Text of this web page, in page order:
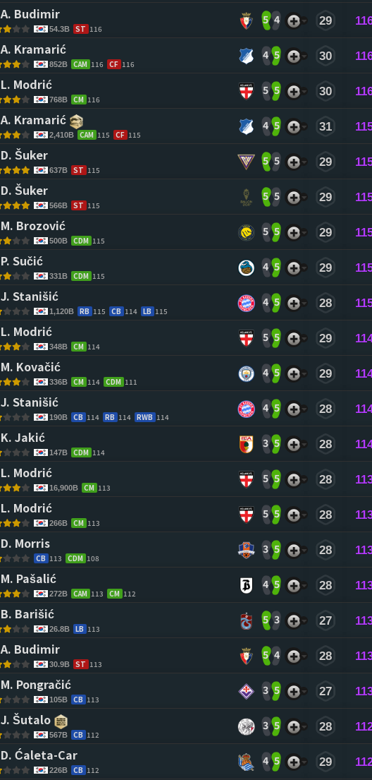
A. Budimir
54.3B ST 116
5 4 29
A. Kramarić
852B CAM 116 CF 116
4 5 30
L. Modrić
768B CM 116
5 5 30
A. Kramarić
2,410B CAM 115 CF 115
4 5 31
D. Šuker
637B ST 115
5 5 29
D. Šuker
566B ST 115
5 5 29
M. Brozović
500B CDM 115
5 5 29
P. Sučić
331B CDM 115
4 5 29
J. Stanišić
1,120B RB 115 CB 114 LB 115
4 5 28
L. Modrić
348B CM 114
5 5 29
M. Kovačić
336B CM 114 CDM 111
4 5 29
J. Stanišić
190B CB 114 RB 114 RWB 114
4 5 28
K. Jakić
147B CDM 114
3 5 28
L. Modrić
16,900B CM 113
5 5 28
L. Modrić
266B CM 113
5 5 28
D. Morris
CB 113 CDM 108
3 5 28
M. Pašalić
272B CAM 113 CM 112
4 5 28
B. Barišić
26.8B LB 113
5 3 27
A. Budimir
30.9B ST 113
5 4 28
M. Pongračić
105B CB 113
3 5 27
J. Šutalo
567B CB 112
3 5 28
D. Ćaleta-Car
226B CB 112
4 5 29